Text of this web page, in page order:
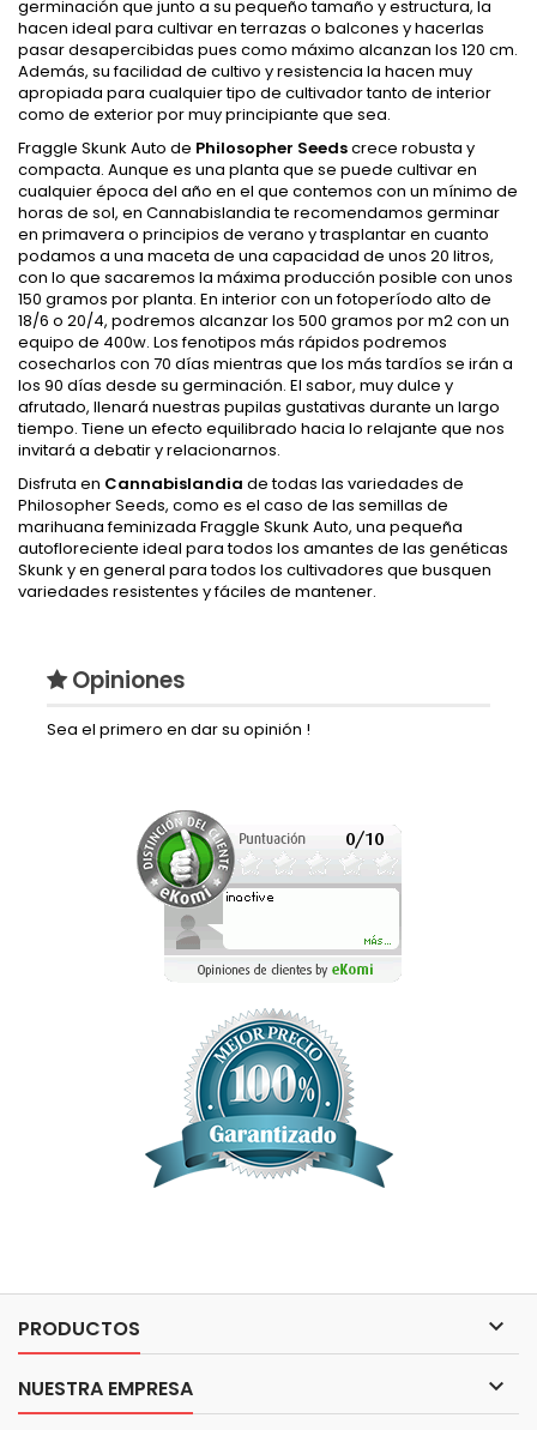
germinación que junto a su pequeño tamaño y estructura, la
hacen ideal para cultivar en terrazas o balcones y hacerlas
pasar desapercibidas pues como máximo alcanzan los 120 cm.
Además, su facilidad de cultivo y resistencia la hacen muy
apropiada para cualquier tipo de cultivador tanto de interior
como de exterior por muy principiante que sea.
Fraggle Skunk Auto de Philosopher Seedscrece robusta y
compacta. Aunque es una planta que se puede cultivar en
cualquier época del año en el que contemos con un mínimo de
horas de sol, en Cannabislandia te recomendamos germinar
en primavera o principios de verano y trasplantar en cuanto
podamos a una maceta de una capacidad de unos 20 litros,
con lo que sacaremos la máxima producción posible con unos
150 gramos por planta. En interior con un fotoperíodo alto de
18/6 o 20/4, podremos alcanzar los 500 gramos por m2 con un
equipo de 400w. Los fenotipos más rápidos podremos
cosecharlos con 70 días mientras que los más tardíos se irán a
los 90 días desde su germinación. El sabor, muy dulce y
afrutado, llenará nuestras pupilas gustativas durante un largo
tiempo. Tiene un efecto equilibrado hacia lo relajante que nos
invitará a debatir y relacionarnos.
Disfruta en Cannabislandia de todas las variedades de
Philosopher Seeds, como es el caso de las semillas de
marihuana feminizada Fraggle Skunk Auto, una pequeña
autofloreciente ideal para todos los amantes de las genéticas
Skunk y en general para todos los cultivadores que busquen
variedades resistentes y fáciles de mantener.
Opiniones
Sea el primero en dar su opinión !
PRODUCTOS 
NUESTRA EMPRESA 